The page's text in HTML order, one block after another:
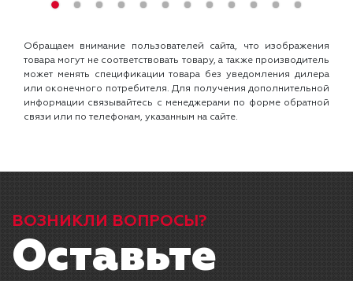
Обращаем внимание пользователей сайта, что изображения
товара могут не соответствовать товару, а также производитель
может менять спецификации товара без уведомления дилера
или оконечного потребителя. Для получения дополнительной
информации связывайтесь с менеджерами по форме обратной
связи или по телефонам, указанным на сайте.
ВОЗНИКЛИ ВОПРОСЫ?
Оставьте